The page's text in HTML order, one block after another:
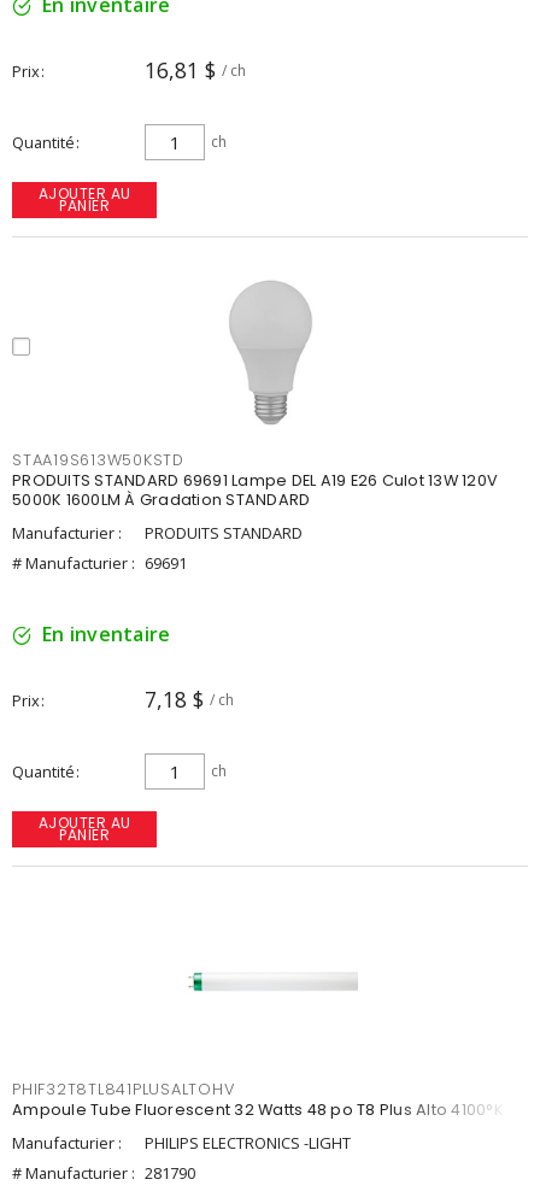
Prix 16,81 $ / ch
Quantité ch
AJOUTER AU
PANIER
STAA19S613W50KSTD
PRODUITS STANDARD 69691 Lampe DEL A19 E26 Culot 13W 120V
5000K 1600LM À Gradation STANDARD
Manufacturier :
PRODUITS STANDARD
# Manufacturier : 69691
En inventaire
Prix 7,18 $ / ch
Quantité ch
AJOUTER AU
PANIER
PHIF32T8TL841PLUSALTOHV
Ampoule Tube Fluorescent 32 Watts 48 po T8 Plus Alto 4100°K
Manufacturier :
PHILIPS ELECTRONICS -LIGHT
# Manufacturier : 281790